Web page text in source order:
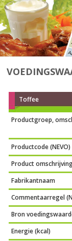
Toffee
Productgroep,
Productcode (NEVO)
Product
Fabrikantnaam
Commentaarregel
Bron
Energie (kcal)